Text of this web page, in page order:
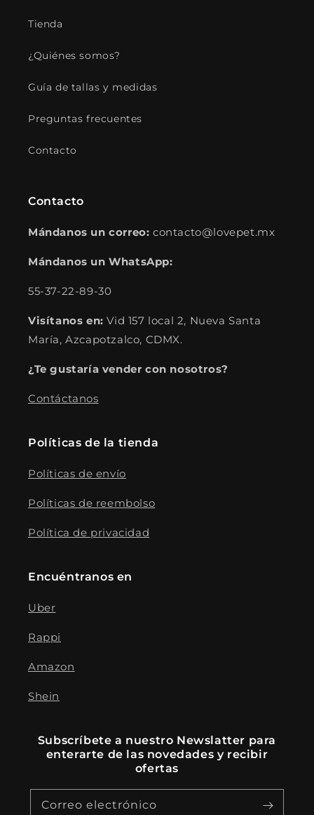
Tienda
¿Quiénes somos?
Guía de tallas y medidas
Preguntas frecuentes
Contacto
Contacto
Mándanos un correo: contacto@lovepet.mx
Mándanos un WhatsApp:
55-37-22-89-30
Visítanos en:Vid 157 local 2, Nueva Santa
María, Azcapotzalco, CDMX.
¿Te gustaría vender con nosotros?
Contáctanos
Políticas de la tienda
Políticas de envío
Políticas de reembolso
Política de privacidad
Encuéntranos en
Uber
Rappi
Amazon
Shein
Subscríbete a nuestro Newslatter para
enterarte de las novedades y recibir
ofertas
Correo electrónico